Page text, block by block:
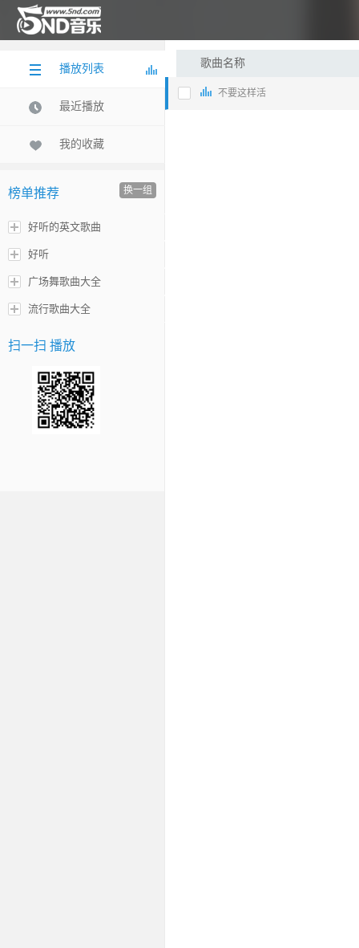
播放列表
最近播放
我的收藏
榜单推荐 换一组
好听的英文歌曲
好听
广场舞歌曲大全
流行歌曲大全
扫一扫 播放
歌曲名称
不要这样活